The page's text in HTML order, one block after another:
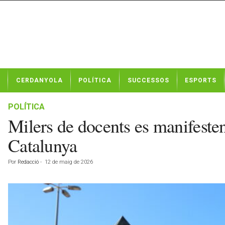
t
CERDANYOLA POLÍTICA SUCCESSOS ESPORTS
POLÍTICA
Milers de docents es
Catalunya
Por Redacció - 12 de maig de 2026